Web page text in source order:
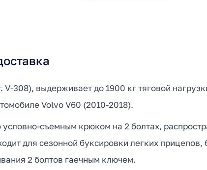
308), выдерживает до 1900 кг тяговой
Volvo V60 (2010-2018).
съемным крюком на 2 болтах,
для сезонной буксировки легких
2 болтов гаечным ключем.